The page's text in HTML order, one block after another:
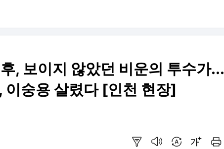
, 보이지 않았던 비운의 투수가...
이숭용 살렸다 [인천 현장]